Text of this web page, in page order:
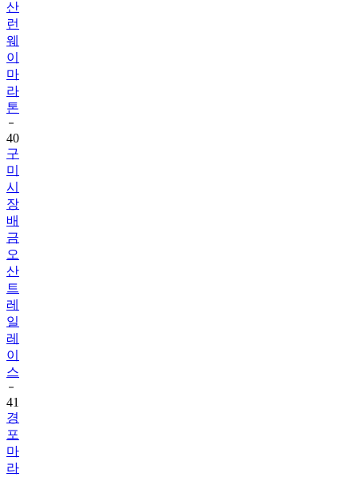
산
런
웨
이
마
라
톤
40
구
미
시
장
배
금
오
산
트
레
일
레
이
스
41
경
포
마
라